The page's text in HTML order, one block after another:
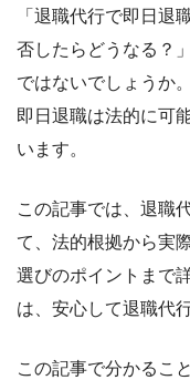
「退職代行で即日退
否したらどうなる？
ではないでしょうか
即日退職は法的に可
います。
この記事では、退職
て、法的根拠から実
選びのポイントまで
は、安心して退職代
この記事で分かること